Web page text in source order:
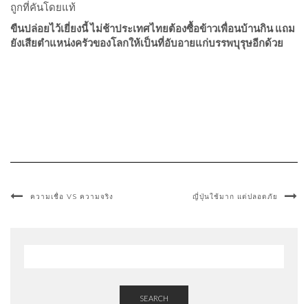
ถูกที่คันโดยแท้
ขืนปล่อยไว้เยี่ยงนี้ ไม่ช้าประเทศไทยต้องซื้อข้าวเพื่อนบ้านกิน แถม
ยังเสียตำแหน่งครัวของโลกให้เป็นที่อับอายแก่บรรพบุรุษอีกด้วย
ความเชื่อ VS ความจริง ญี่ปุ่นใช้มาก แต่ปลอดภัย
SEARCH